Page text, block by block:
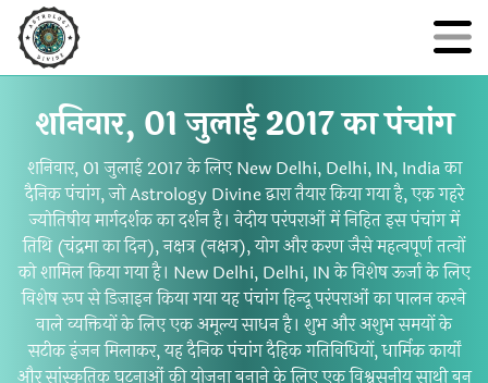
शनिवार, 01 जुलाई 2017 का पंचांग
शनिवार, 01 जुलाई 2017 के लिए New Delhi, Delhi, IN, India का
दैनिक पंचांग, जो Astrology Divine द्वारा तैयार किया गया है, एक गहरे
ज्योतिषीय मार्गदर्शक का दर्शन है। वेदीय परंपराओं में निहित इस पंचांग में
तिथि (चंद्रमा का दिन), नक्षत्र (नक्षत्र), योग और करण जैसे महत्वपूर्ण तत्वों
को शामिल किया गया है। New Delhi, Delhi, IN के विशेष ऊर्जा के लिए
विशेष रूप से डिज़ाइन किया गया यह पंचांग हिन्दू परंपराओं का पालन करने
वाले व्यक्तियों के लिए एक अमूल्य साधन है। शुभ और अशुभ समयों के
सटीक इंजन मिलाकर, यह दैनिक पंचांग दैहिक गतिविधियों, धार्मिक कार्यों
और सांस्कृतिक घटनाओं की योजना बनाने के लिए एक विश्वसनीय साथी बन